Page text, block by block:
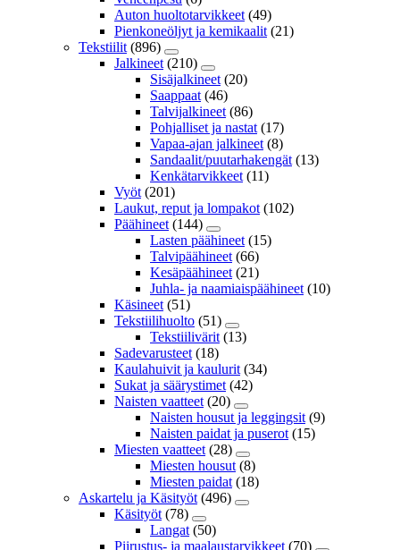
Auton huoltotarvikkeet (49)
Pienkoneöljyt ja kemikaalit (21)
Tekstiilit (896)
Jalkineet (210)
Sisäjalkineet (20)
Saappaat (46)
Talvijalkineet (86)
Pohjalliset ja nastat (17)
Vapaa-ajan jalkineet (8)
Sandaalit/puutarhakengät (13)
Kenkätarvikkeet (11)
Vyöt (201)
Laukut, reput ja lompakot (102)
Päähineet (144)
Lasten päähineet (15)
Talvipäähineet (66)
Kesäpäähineet (21)
Juhla- ja naamiaispäähineet (10)
Käsineet (51)
Tekstiilihuolto (51)
Tekstiilivärit (13)
Sadevarusteet (18)
Kaulahuivit ja kaulurit (34)
Sukat ja säärystimet (42)
Naisten vaatteet (20)
Naisten housut ja leggingsit (9)
Naisten paidat ja puserot (15)
Miesten vaatteet (28)
Miesten housut (8)
Miesten paidat (18)
Askartelu ja Käsityöt (496)
Käsityöt (78)
Langat (50)
Piirustus- ja maalaustarvikkeet (70)